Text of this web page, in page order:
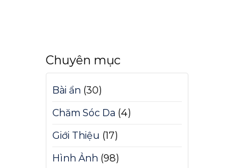
Chuyên mục
Bài ẩn (30)
Chăm Sóc Da (4)
Giới Thiệu (17)
Hình Ảnh (98)